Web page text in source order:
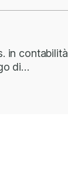
in contabilità
di…